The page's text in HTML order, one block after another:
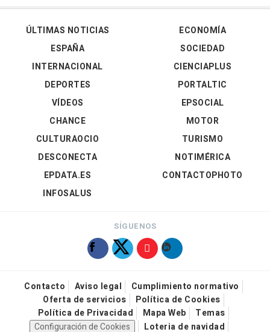
ÚLTIMAS NOTICIAS
ESPAÑA
INTERNACIONAL
DEPORTES
VÍDEOS
ECONOMÍA
SOCIEDAD
CIENCIAPLUS
PORTALTIC
EPSOCIAL
CHANCE
CULTURAOCIO
DESCONECTA
EPDATA.ES
INFOSALUS
MOTOR
TURISMO
NOTIMÉRICA
CONTACTOPHOTO
SÍGUENOS
Contacto Aviso legal
Cumplimiento normativo
Oferta de servicios
Política de Cookies
Política de Privacidad
Mapa Web
Temas
Configuración de Cookies
Loteria de navidad